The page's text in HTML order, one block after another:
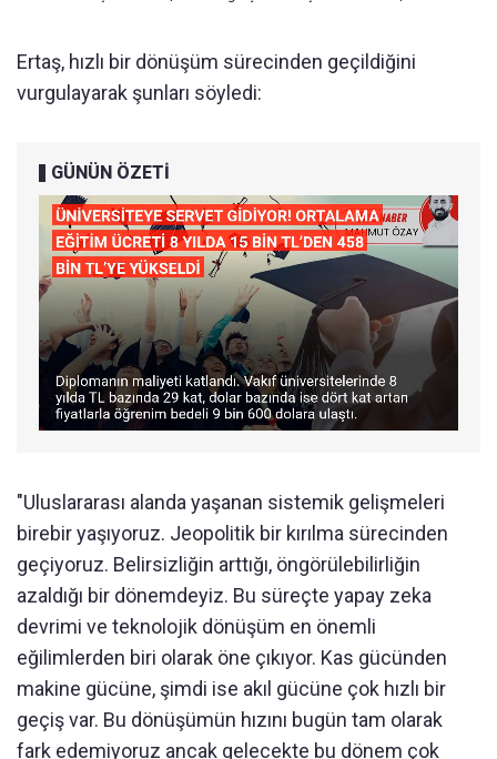
Ertaş, hızlı bir dönüşüm sürecinden geçildiğini
vurgulayarak şunları söyledi:
GÜNÜN ÖZETİ
"Uluslararası alanda yaşanan sistemik gelişmeleri
birebir yaşıyoruz. Jeopolitik bir kırılma sürecinden
geçiyoruz. Belirsizliğin arttığı, öngörülebilirliğin
azaldığı bir dönemdeyiz. Bu süreçte yapay zeka
devrimi ve teknolojik dönüşüm en önemli
eğilimlerden biri olarak öne çıkıyor. Kas gücünden
makine gücüne, şimdi ise akıl gücüne çok hızlı bir
geçiş var. Bu dönüşümün hızını bugün tam olarak
fark edemiyoruz ancak gelecekte bu dönem çok